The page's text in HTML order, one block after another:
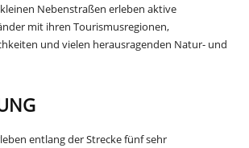
Nebenstraßen erleben aktive
mit ihren Tourismusregionen,
und vielen herausragenden Natur- und
entlang der Strecke fünf sehr